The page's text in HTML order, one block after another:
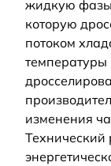
жидкую
которую
потоком
температуры
изменения
Технический